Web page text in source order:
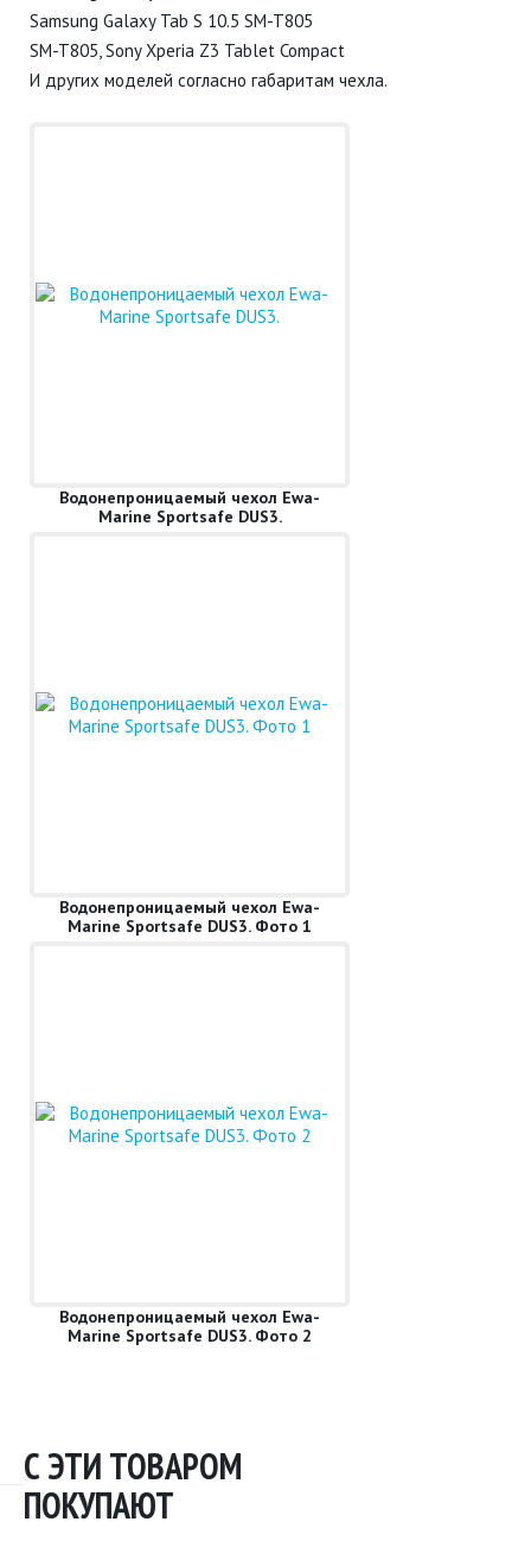
Samsung Galaxy Tab S 10.5 SM-T805
SM-T805, Sony Xperia Z3 Tablet Compact
И других моделей согласно габаритам чехла.
Водонепроницаемый чехол Ewa-
Marine Sportsafe DUS3.
Водонепроницаемый чехол Ewa-
Marine Sportsafe DUS3. Фото 1
Водонепроницаемый чехол Ewa-
Marine Sportsafe DUS3. Фото 2
С ЭТИ ТОВАРОМ
ПОКУПАЮТ